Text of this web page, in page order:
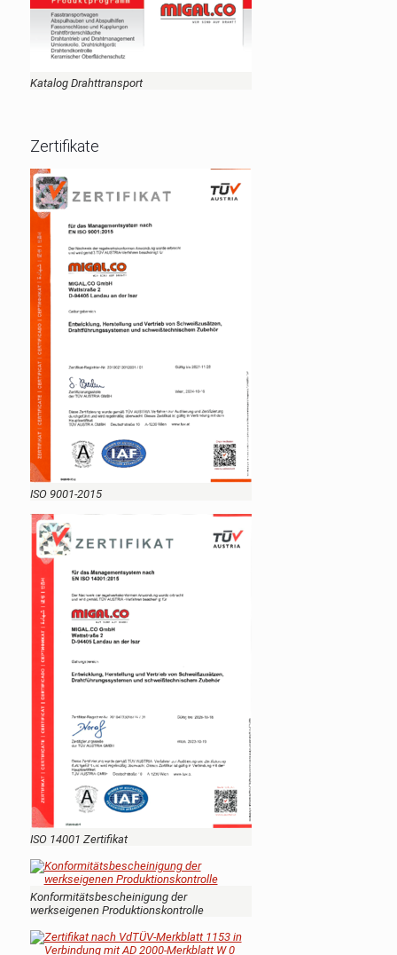
Katalog Drahttransport
Zertifikate
ISO 9001-2015
ISO 14001 Zertifikat
Konformitätsbescheinigung der
werkseigenen Produktionskontrolle